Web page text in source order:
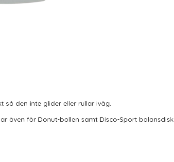
den inte glider eller rullar iväg.
även för Donut-bollen samt Disco-Sport balansdisk.